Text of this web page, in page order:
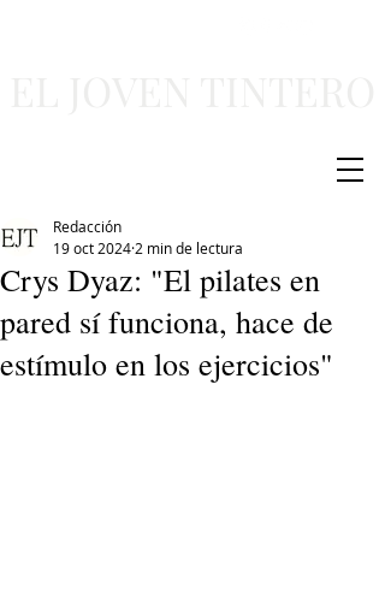
Crys Dyaz: "El pilates en
pared sí funciona, hace de
estímulo en los ejercicios"
Redacción
19 oct 2024 2 min de lectura